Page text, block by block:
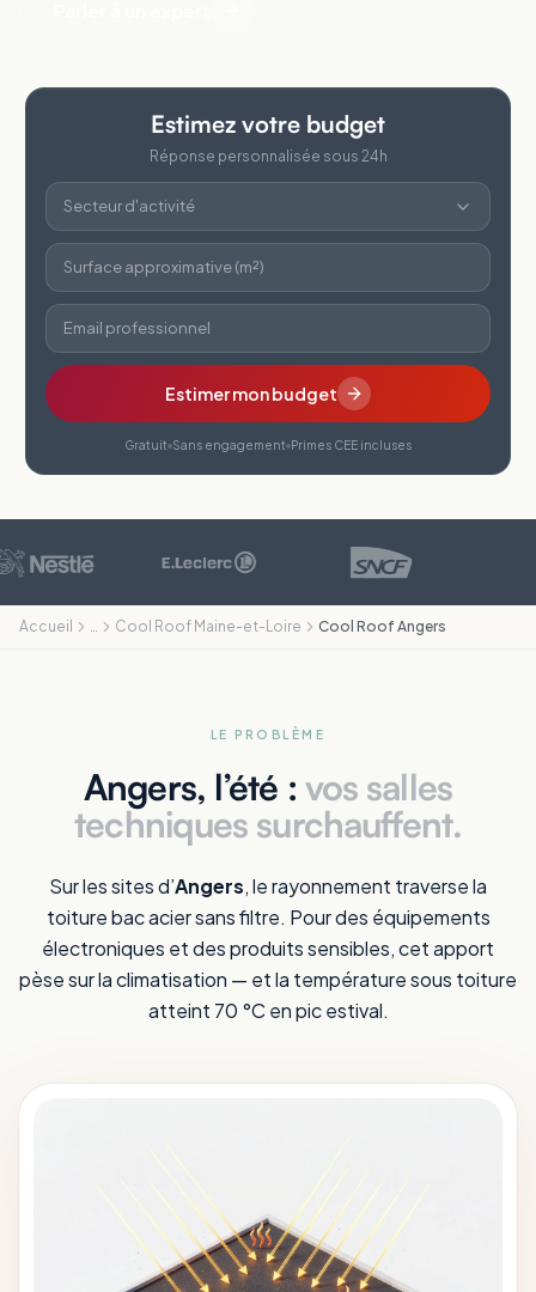
Estimez votre budget
Réponse personnalisée sous 24h
Secteur d'activité
Surface approximative (m²)
Email professionnel
Estimer mon budget
Gratuit Sans engagement Primes CEE incluses
Accueil … Cool Roof Maine-et-Loire Cool Roof Angers
LE PROBLÈME
Angers, l’été : vos salles
techniques surchauffent.
Sur les sites d’Angers, le rayonnement traverse la
toiture bac acier sans filtre. Pour des équipements
électroniques et des produits sensibles, cet apport
pèse sur la climatisation — et la température sous toiture
atteint 70 °C en pic estival.